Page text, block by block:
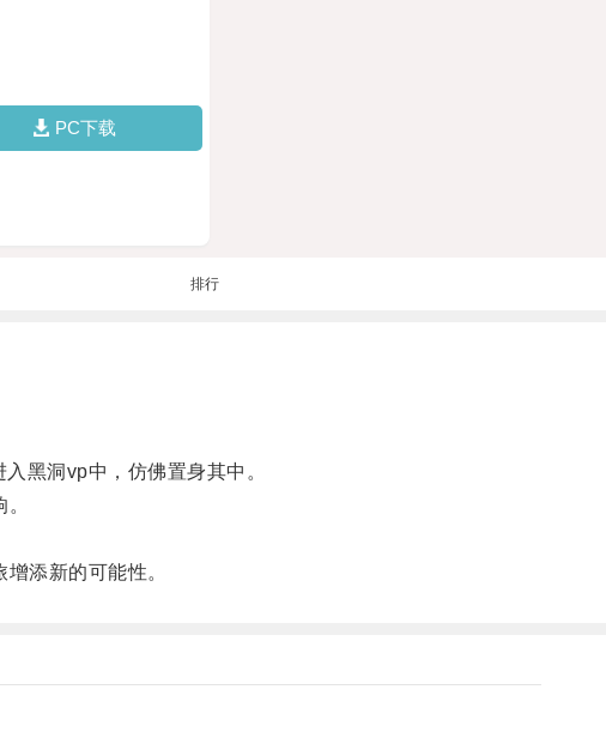
PC下载
排行
黑洞vp中，仿佛置身其中。
添新的可能性。